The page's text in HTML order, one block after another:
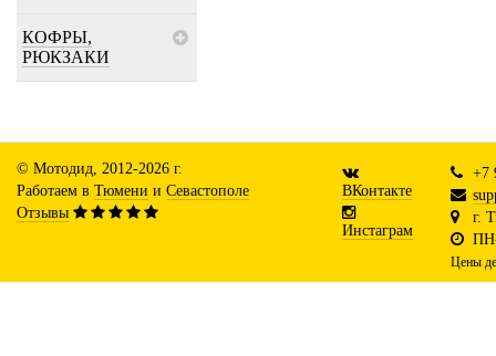
КОФРЫ,
РЮКЗАКИ
© Мотодид, 2012-2026 г.
Работаем в Тюмени и Севастополе
Отзывы
ВКонтакте
Инстаграм
+7
г.
Цены